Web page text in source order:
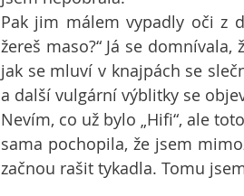
Pak jim málem vypadly oči z
žereš maso?“ Já se
jak se mluví v knajpách se
a další vulgární výblitky se
Nevím, co už bylo „Hifi“, ale
sama pochopila, že jsem
začnou rašit tykadla. Tomu